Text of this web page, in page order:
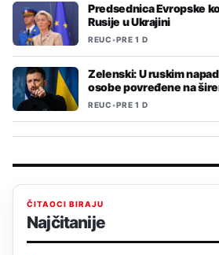
Predsednica Evropske
Rusije u Ukrajini
REUC•PRE 1 D
Zelenski: U ruskim
osobe povređene na
REUC•PRE 1 D
ČITAOCI BIRAJU
Najčitanije